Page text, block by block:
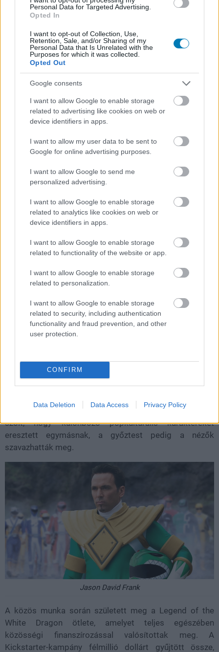
Personal Data for Targeted Advertising.
Opted In
I want to opt-out of Collection, Use,
Retention, Sale, and/or Sharing of my
Personal Data that Is Unrelated with the
Purposes for which it was collected.
Opted Out
Google consents
I want to allow Google to enable storage
related to advertising like cookies on web or
device identifiers in apps.
I want to allow my user data to be sent to
Google for online advertising purposes.
I want to allow Google to send me
personalized advertising.
I want to allow Google to enable storage
related to analytics like cookies on web or
device identifiers in apps.
I want to allow Google to enable storage
related to functionality of the website or app.
I want to allow Google to enable storage
related to personalization.
I want to allow Google to enable storage
related to security, including authentication
functionality and fraud prevention, and other
user protection.
CONFIRM
Data Deletion Data Access Privacy Policy
#vakondok 6 #vakondok #gaborca
Évekkel a halála után moziba
kerül a zöld Power Ranger,
Jason David Frank utolsó filmje
- itt a Legend of the White
Chavalier|2026 július 8. 20:04
Egy régóta fiókban heverő Power Rangers-
omázsfilmmel búcsúzhatnak a rajongók néhai
kedvencüktől.
21.02%
Keserédes pillanat vár a Power Rangers-rajongókra,
ugyanis hosszú évekig tartó huzavona után végre
2022-ben elhunytJason David Frankutolsó szerepe is. A
produkció története egészen 2013-ig nyúlik vissza.
Frank ekkor kezdett együtt dolgozni Aaron Schoenkével,
című YouTube-sorozatból ismerhetnek. A széria arról
szólt, hogy különböző popkulturális karaktereket
eresztett egymásnak, a győztest pedig a nézők
szavazhatták meg.
Jason David Frank
A közös munka során született meg a Legend of the
White Dragon ötlete, amelyet teljes egészében
közösségi finanszírozással valósítottak meg. A
Kickstarter-kampány félmillió dollárt gyűjtött össze,